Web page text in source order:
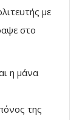
με
στο
η μάνα
της